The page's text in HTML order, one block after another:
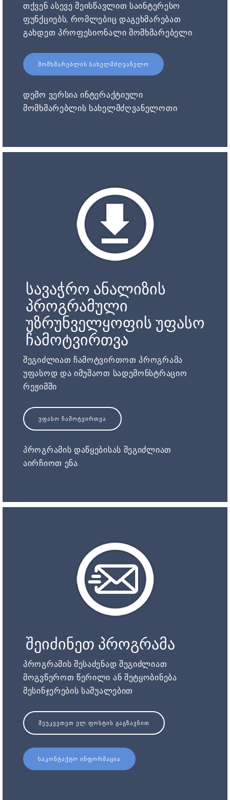
თქვენ ასევე შეისწავლით საინტერესო
ფუნქციებს, რომლებიც დაგეხმარებათ
გახდეთ პროფესიონალი მომხმარებელი.
ᲛᲝᲛᲮᲛᲐᲠᲔᲑᲚᲘᲡ ᲡᲐᲮᲔᲚᲛᲫᲦᲕᲐᲜᲔᲚᲝ
დემო ვერსია ინტერაქტიული
მომხმარებლის სახელმძღვანელოთი
სავაჭრო ანალიზის
პროგრამული
უზრუნველყოფის უფასო
ჩამოტვირთვა
შეგიძლიათ ჩამოტვირთოთ პროგრამა
უფასოდ და იმუშაოთ სადემონსტრაციო
რეჟიმში
ᲣᲤᲐᲡᲝ ᲩᲐᲛᲝᲢᲕᲘᲠᲗᲕᲐ
პროგრამის დაწყებისას შეგიძლიათ
აირჩიოთ ენა.
შეიძინეთ პროგრამა
პროგრამის შესაძენად შეგიძლიათ
მოგვწეროთ წერილი ან შეტყობინება
მესინჯერების საშუალებით
ᲨᲔᲣᲙᲕᲔᲗᲔᲗ ᲔᲚ.ᲤᲝᲡᲢᲘᲡ ᲒᲐᲒᲖᲐᲕᲜᲘᲗ
ᲡᲐᲙᲝᲜᲢᲐᲥᲢᲝ ᲘᲜᲤᲝᲠᲛᲐᲪᲘᲐ